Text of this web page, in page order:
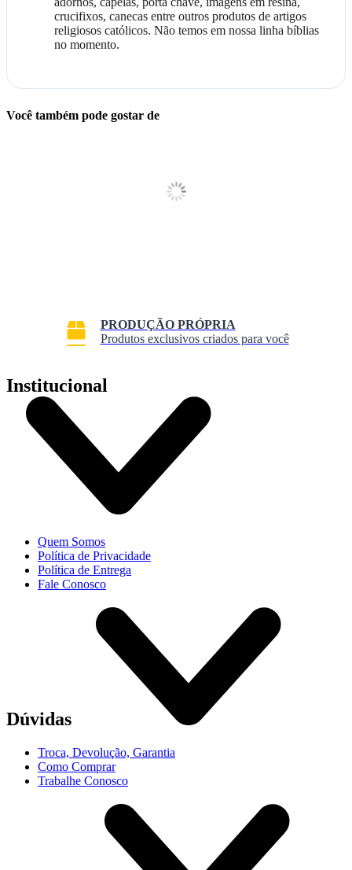
crucifixos, canecas entre outros produtos de artigos
religiosos católicos. Não temos em nossa linha bíblias
no momento.
Você também pode gostar de
PRODUÇÃO PRÓPRIA
Produtos exclusivos criados para você
Institucional
Quem Somos
Política de Privacidade
Política de Entrega
Fale Conosco
Dúvidas
Troca, Devolução, Garantia
Como Comprar
Trabalhe Conosco